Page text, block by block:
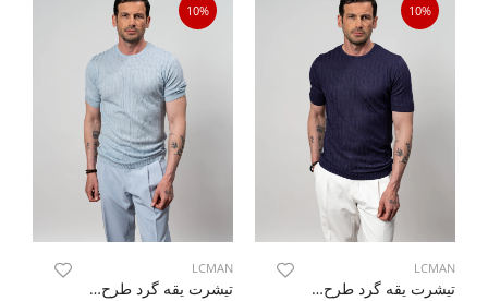
10%
LCMAN
تیشرت یقه گرد طرح دار بنفش تیره 20
10%
LCMAN
تیشرت یقه گرد طرح دار آبی روشن 4